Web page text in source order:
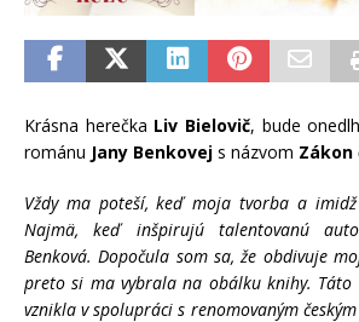
Krásna herečka Liv Bielovič, bude
románu Jany Benkovej s názvom Zákon
Vždy ma poteší, keď moja tvorba a
Najmä, keď inšpirujú talentovanú
Benková. Dopočula som sa, že obdivuje
preto si ma vybrala na obálku knihy.
vznikla v spolupráci s renomovaným